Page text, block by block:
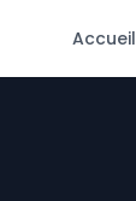
Accueil